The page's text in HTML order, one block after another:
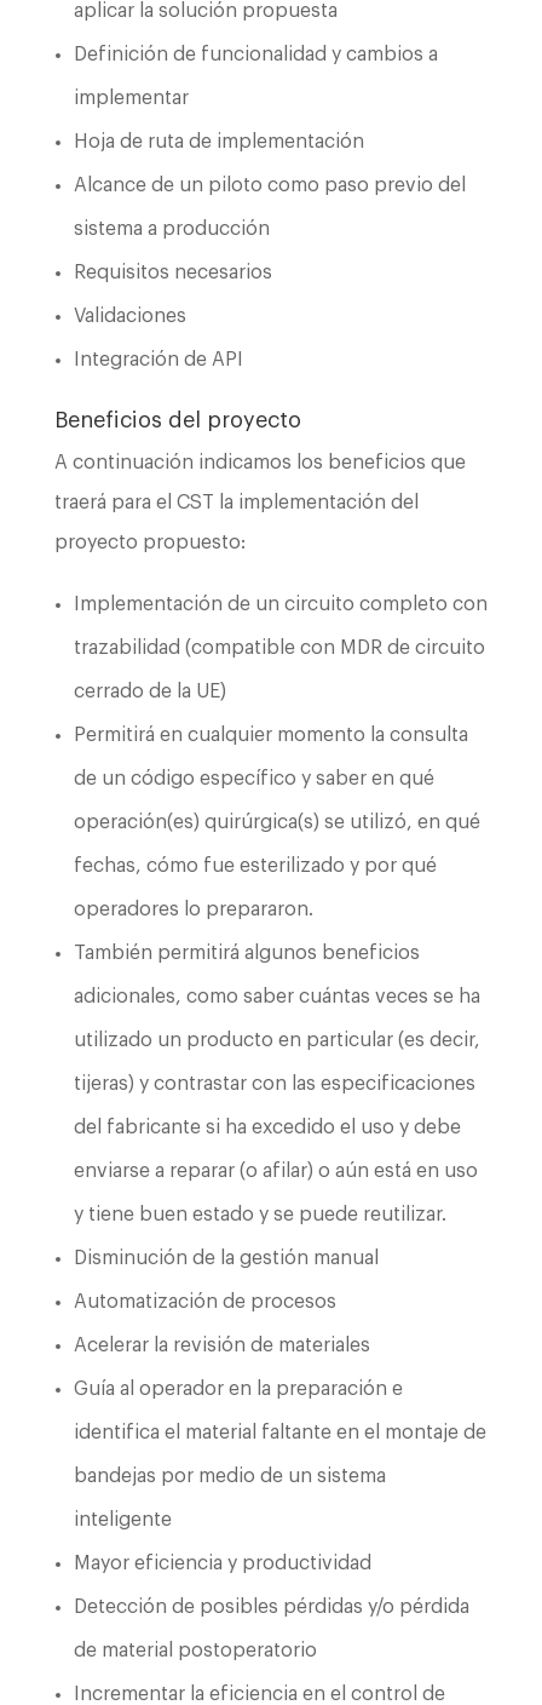
aplicar la solución propuesta
Definición de funcionalidad y cambios a
implementar
Hoja de ruta de implementación
Alcance de un piloto como paso previo del
sistema a producción
Requisitos necesarios
Validaciones
Integración de API
Beneficios del proyecto
A continuación indicamos los beneficios que
traerá para el CST la implementación del
proyecto propuesto:
Implementación de un circuito completo con
trazabilidad (compatible con MDR de circuito
cerrado de la UE)
Permitirá en cualquier momento la consulta
de un código específico y saber en qué
operación(es) quirúrgica(s) se utilizó, en qué
fechas, cómo fue esterilizado y por qué
operadores lo prepararon.
También permitirá algunos beneficios
adicionales, como saber cuántas veces se ha
utilizado un producto en particular (es decir,
tijeras) y contrastar con las especificaciones
del fabricante si ha excedido el uso y debe
enviarse a reparar (o afilar) o aún está en uso
y tiene buen estado y se puede reutilizar.
Disminución de la gestión manual
Automatización de procesos
Acelerar la revisión de materiales
Guía al operador en la preparación e
identifica el material faltante en el montaje de
bandejas por medio de un sistema
inteligente
Mayor eficiencia y productividad
Detección de posibles pérdidas y/o pérdida
de material postoperatorio
Incrementar la eficiencia en el control de